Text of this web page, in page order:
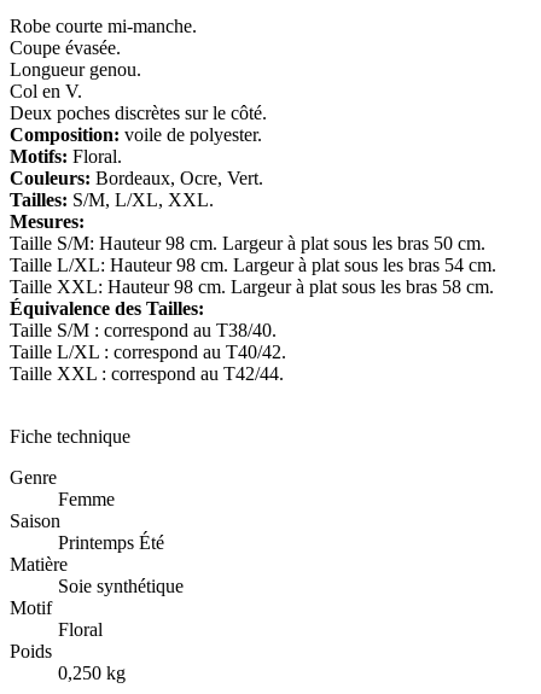
Robe courte mi-manche.
Coupe évasée.
Longueur genou.
Col en V.
Deux poches discrètes sur le côté.
Composition: voile de polyester.
Motifs: Floral.
Couleurs: Bordeaux, Ocre, Vert.
Tailles: S/M, L/XL, XXL.
Mesures:
Taille S/M: Hauteur 98 cm. Largeur à plat sous les bras 50 cm.
Taille L/XL: Hauteur 98 cm. Largeur à plat sous les bras 54 cm.
Taille XXL: Hauteur 98 cm. Largeur à plat sous les bras 58 cm.
Équivalence des Tailles:
Taille S/M : correspond au T38/40.
Taille L/XL : correspond au T40/42.
Taille XXL : correspond au T42/44.
Fiche technique
Genre
Femme
Saison
Printemps Été
Matière
Soie synthétique
Motif
Floral
Poids
0,250 kg